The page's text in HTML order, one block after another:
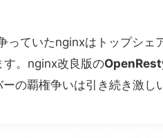
っていたnginxはトップシェ
す。nginx改良版の
の覇権争いは引き続き激し